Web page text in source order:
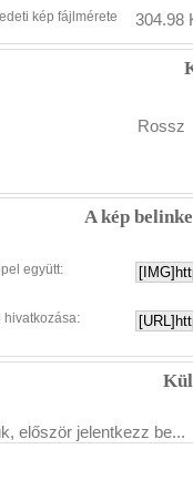
kép fájlmérete 304.98
Rossz
A kép
együtt:
hivatkozása:
először jelentkezz be...